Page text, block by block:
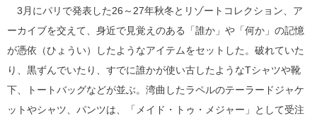
3月にパリで発表した26～27年秋冬とリゾートコレクション、ア
ーカイブを交えて、身近で見覚えのある「誰か」や「何か」の記憶
が憑依（ひょうい）したようなアイテムをセットした。破れていた
り、黒ずんでいたり、すでに誰かが使い古したようなTシャツや靴
下、トートバッグなどが並ぶ。湾曲したラペルのテーラードジャケ
ットやシャツ、パンツは、「メイド・トゥ・メジャー」として受注